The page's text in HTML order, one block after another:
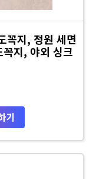
꼭지, 정원 세면
지, 야외 싱크
기